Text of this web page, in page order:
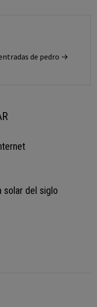
de pedro →
solar del siglo